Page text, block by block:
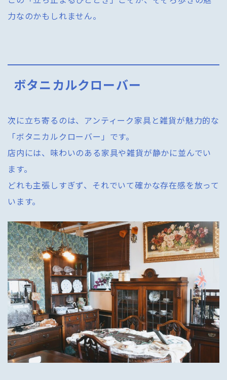
力なのかもしれません。
ボタニカルクローバー
次に立ち寄るのは、アンティーク家具と雑貨が魅力的な
「ボタニカルクローバー」です。
店内には、味わいのある家具や雑貨が静かに並んでい
ます。
どれも主張しすぎず、それでいて確かな存在感を放って
います。